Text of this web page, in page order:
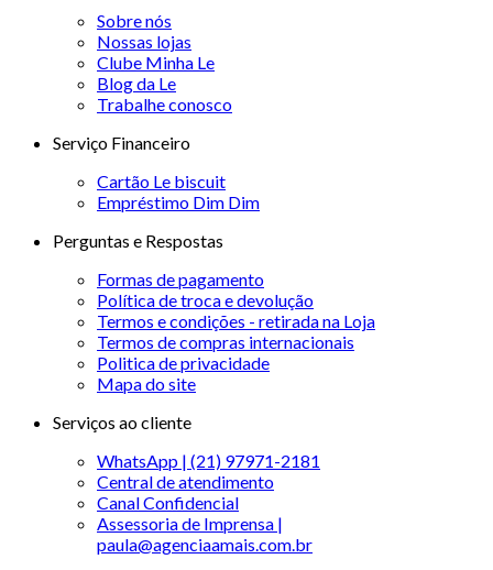
Sobre nós
Nossas lojas
Clube Minha Le
Blog da Le
Trabalhe conosco
Serviço Financeiro
Cartão Le biscuit
Empréstimo Dim Dim
Perguntas e Respostas
Formas de pagamento
Política de troca e devolução
Termos e condições - retirada na Loja
Termos de compras internacionais
Politica de privacidade
Mapa do site
Serviços ao cliente
WhatsApp | (21) 97971-2181
Central de atendimento
Canal Confidencial
Assessoria de Imprensa |
paula@agenciaamais.com.br